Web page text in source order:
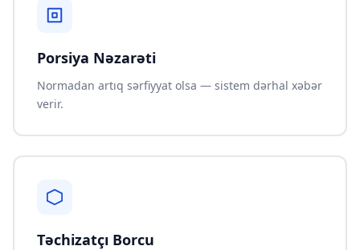
Porsiya Nəzarəti
Normadan artıq sərfiyyat olsa — sistem dərhal xəbər
verir.
Təchizatçı Borcu